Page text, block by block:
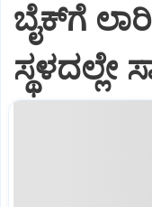
ಬೈಕ್‌ಗೆ
ಸ್ಥಳದಲ್ಲೇ